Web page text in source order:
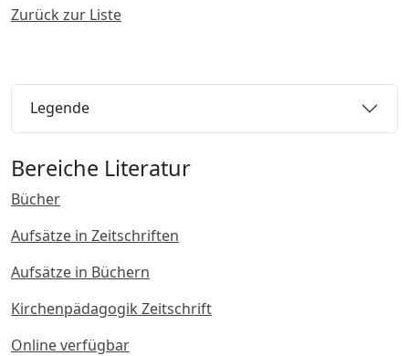
Zurück zur Liste
Legende
Bereiche Literatur
Bücher
Aufsätze in Zeitschriften
Aufsätze in Büchern
Kirchenpädagogik Zeitschrift
Online verfügbar